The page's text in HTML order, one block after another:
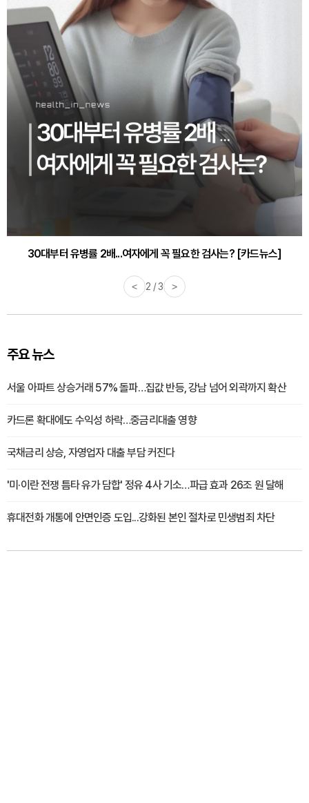
30대부터 유병률 2배...여자에게 꼭 필요한 검사는? [카드뉴스]
< 2 / 3 >
주요 뉴스
서울 아파트 상승거래 57% 돌파…집값 반등, 강남 넘어 외곽까지 확산
카드론 확대에도 수익성 하락…중금리대출 영향
국채금리 상승, 자영업자 대출 부담 커진다
'미·이란 전쟁 틈타 유가 담합' 정유 4사 기소…파급 효과 26조 원 달해
휴대전화 개통에 안면인증 도입...강화된 본인 절차로 민생범죄 차단